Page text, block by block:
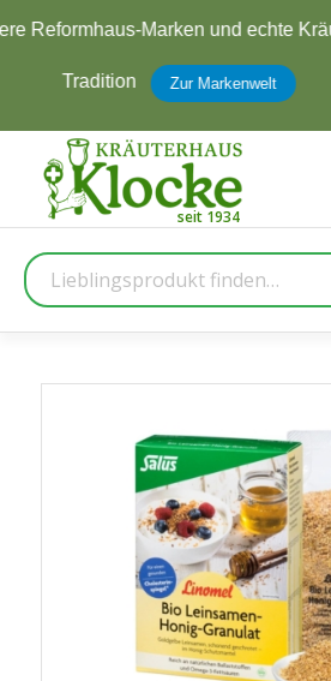
Jetzt zum Newsletter
erhalten Zur